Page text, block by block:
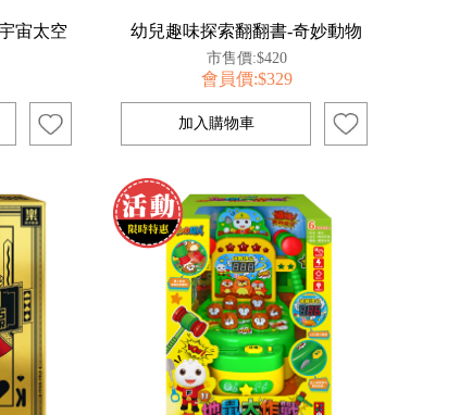
宙太空 幼兒趣味探索翻翻書-奇妙動物
市售價:$420
會員價:$329